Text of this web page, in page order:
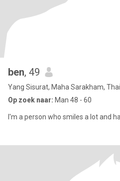
ben, 49
Yang Sisurat, Maha Sarakham,
Op zoek naar: Man 48 - 60
I'm a person who smiles a lot and